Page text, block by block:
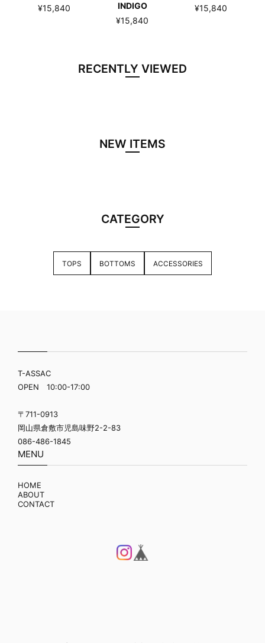
¥15,840
INDIGO
¥15,840
¥15,840
RECENTLY VIEWED
NEW ITEMS
CATEGORY
TOPS BOTTOMS ACCESSORIES
T-ASSAC
OPEN 10:00-17:00
〒711-0913
岡山県倉敷市児島味野2-2-83
086-486-1845
MENU
HOME
ABOUT
CONTACT